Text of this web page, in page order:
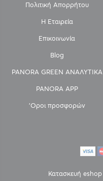
Πολιτική Απορρήτου
Η Εταιρεία
Επικοινωνία
Blog
PANORA GREEN ΑΝΑΛΥΤΙΚΑ
PANORA APP
'Οροι προσφορών
Κατασκευή eshop